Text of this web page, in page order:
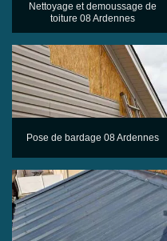
Nettoyage et demoussage de
toiture 08 Ardennes
Pose de bardage 08 Ardennes